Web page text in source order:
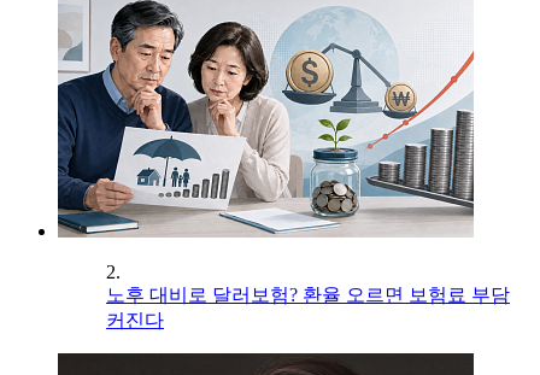
2.
노후 대비로 달러보험? 환율 오르면 보험료 부담
커진다